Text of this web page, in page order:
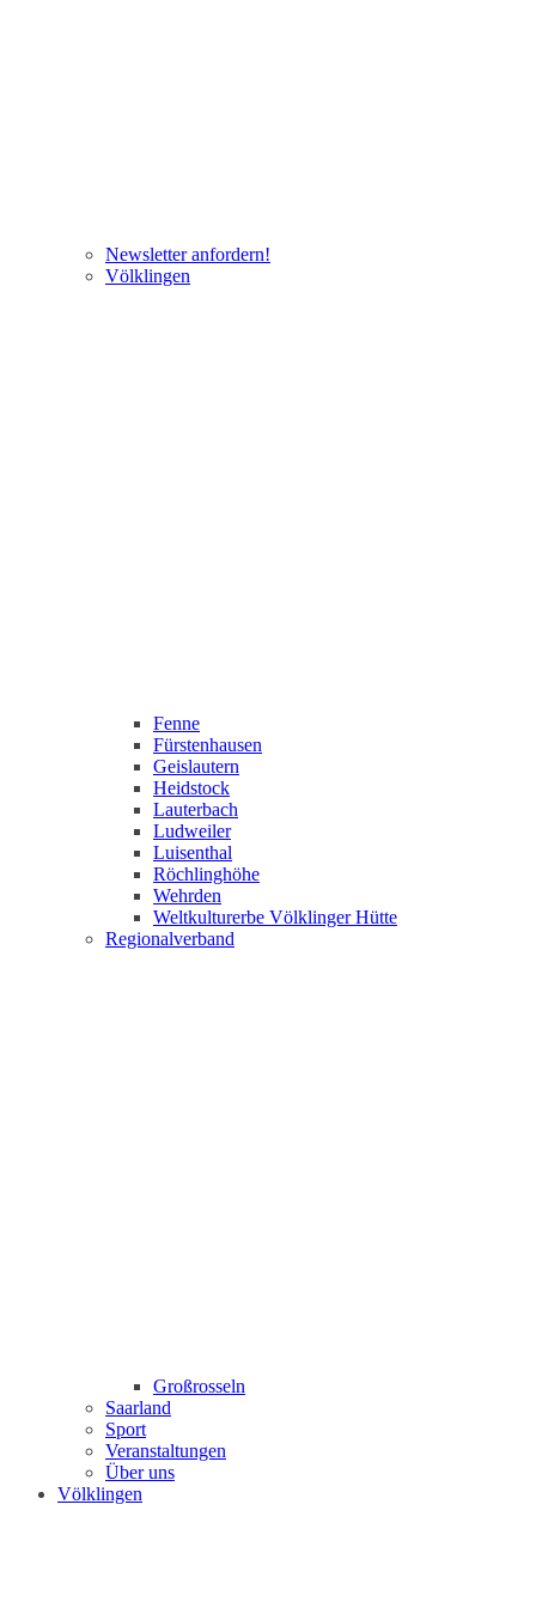
Newsletter anfordern!
Völklingen
Fenne
Fürstenhausen
Geislautern
Heidstock
Lauterbach
Ludweiler
Luisenthal
Röchlinghöhe
Wehrden
Weltkulturerbe Völklinger Hütte
Regionalverband
Großrosseln
Saarland
Sport
Veranstaltungen
Über uns
Völklingen